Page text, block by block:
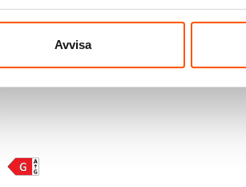
Avvisa
2 av 2 varianter I webblager